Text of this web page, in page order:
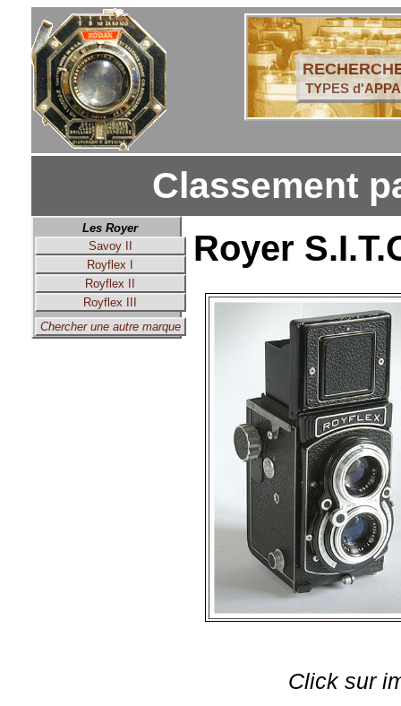
TYPES
Classement
Les Royer
Savoy II
Royflex I
Royflex II
Royflex III
Chercher une autre marque
Royer
Click sur